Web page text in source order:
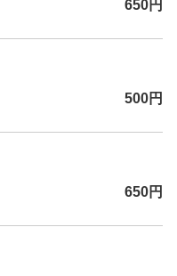
650円
500円
650円